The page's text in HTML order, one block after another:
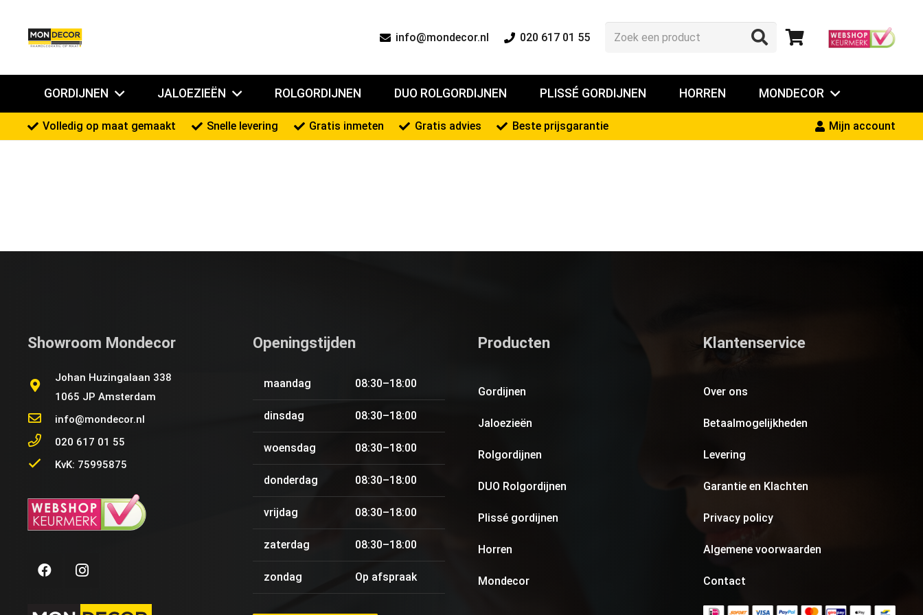
info@mondecor.nl 020 617 01 55
GORDIJNEN JALOEZIEËN ROLGORDIJNEN DUO ROLGORDIJNEN PLISSÉ GORDIJNEN HORREN MONDECOR
Volledig op maat gemaakt Snelle levering Gratis inmeten Gratis advies Beste prijsgarantie Mijn account
Showroom Mondecor
Johan Huzingalaan 338
1065 JP Amsterdam
info@mondecor.nl
020 617 01 55
KvK: 75995875
Openingstijden
maandag 08:30–18:00
dinsdag 08:30–18:00
woensdag 08:30–18:00
donderdag 08:30–18:00
vrijdag 08:30–18:00
zaterdag 08:30–18:00
zondag Op afspraak
Producten
Gordijnen
Jaloezieën
Rolgordijnen
DUO Rolgordijnen
Plissé gordijnen
Horren
Mondecor
Klantenservice
Over ons
Betaalmogelijkheden
Levering
Garantie en Klachten
Privacy policy
Algemene voorwaarden
Contact